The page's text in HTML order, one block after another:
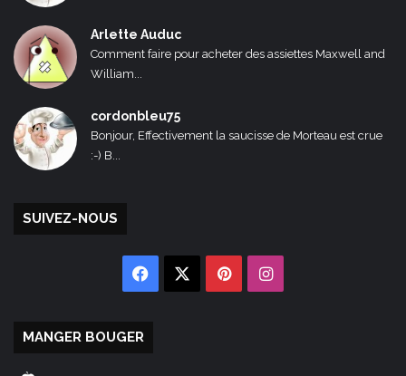
Arlette Auduc
Comment faire pour acheter des assiettes Maxwell and
William...
cordonbleu75
Bonjour, Effectivement la saucisse de Morteau est crue
:-) B...
SUIVEZ-NOUS
Facebook PinterestInstagram
MANGER BOUGER